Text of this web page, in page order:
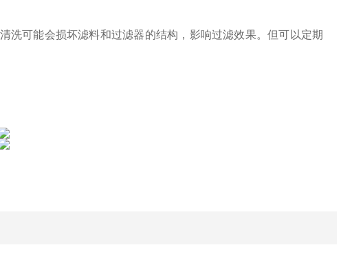
洗可能会损坏滤料和过滤器的结构，影响过滤效果。但可以定期